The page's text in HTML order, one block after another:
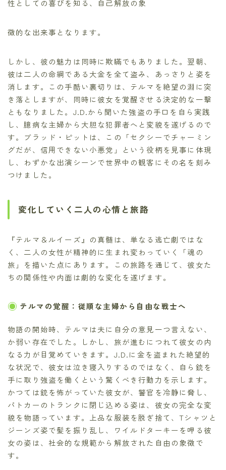
性としての喜びを知る、自己解放の象
徴的な出来事となります。
しかし、彼の魅力は同時に欺瞞でもありました。翌朝、
彼は二人の命綱である大金を全て盗み、あっさりと姿を
消します。この手酷い裏切りは、テルマを絶望の淵に突
き落としますが、同時に彼女を覚醒させる決定的な一撃
ともなりました。J.D.から聞いた強盗の手口を自ら実践
し、臆病な主婦から大胆な犯罪者へと変貌を遂げるので
す。ブラッド・ピットは、この「セクシーでチャーミン
グだが、信用できない小悪党」という役柄を見事に体現
し、わずかな出演シーンで世界中の観客にその名を刻み
つけました。
変化していく二人の心情と旅路
『テルマ＆ルイーズ』の真髄は、単なる逃亡劇ではな
く、二人の女性が精神的に生まれ変わっていく「魂の
旅」を描いた点にあります。この旅路を通じて、彼女た
ちの関係性や内面は劇的な変化を遂げます。
テルマの覚醒：従順な主婦から自由な戦士へ
物語の開始時、テルマは夫に自分の意見一つ言えない、
か弱い存在でした。しかし、旅が進むにつれて彼女の内
なる力が目覚めていきます。J.D.に金を盗まれた絶望的
な状況で、彼女は泣き寝入りするのではなく、自ら銃を
手に取り強盗を働くという驚くべき行動力を示します。
かつては銃を怖がっていた彼女が、警官を冷静に脅し、
パトカーのトランクに閉じ込める姿は、彼女の完全な変
貌を物語っています。上品な服装を脱ぎ捨て、Tシャツと
ジーンズ姿で髪を振り乱し、ワイルドターキーを呷る彼
女の姿は、社会的な規範から解放された自由の象徴で
す。